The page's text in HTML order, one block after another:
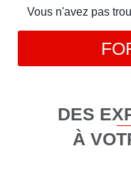
Vous n'avez pas
DES
À